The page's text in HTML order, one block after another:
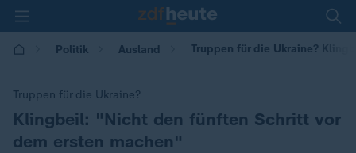
Politik Ausland Truppen für die Ukraine?
Truppen für die Ukraine?
:Klingbeil: "Nicht den fünften Schritt vor
dem ersten machen"